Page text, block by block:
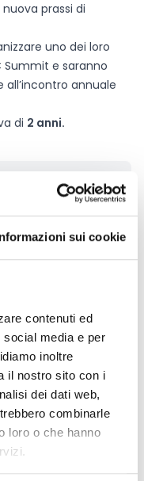
sui cookie
contenuti ed
social media e per
inoltre
il nostro sito con i
dei dati web,
combinarle
loro o che hanno
prassi di
uno dei loro
Summit e saranno
annuale
di 2 anni.
daun’unica entità
ombrello
giuridiche che
(ad es. istituti
imprese,
da una
rete di
10 Stati membri
e i Paesi